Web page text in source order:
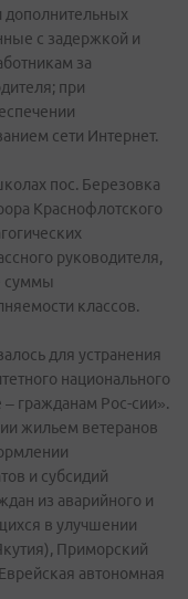
с задержкой и
за
при
сети Интернет.
пос. Березовка
Краснофлотского
руководителя,
суммы
классов.
для устранения
национального
гражданам Рос-сии».
жильем ветеранов
и субсидий
из аварийного и
в улучшении
Приморский
автономная